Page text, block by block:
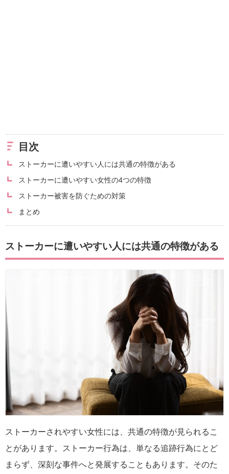
目次
ストーカーに遭いやすい人には共通の特徴がある
ストーカーに遭いやすい女性の4つの特徴
ストーカー被害を防ぐための対策
まとめ
ストーカーに遭いやすい人には共通の特徴がある
ストーカーされやすい女性には、共通の特徴が見られるこ
とがあります。ストーカー行為は、単なる追跡行為にとど
まらず、深刻な事件へと発展することもあります。そのた